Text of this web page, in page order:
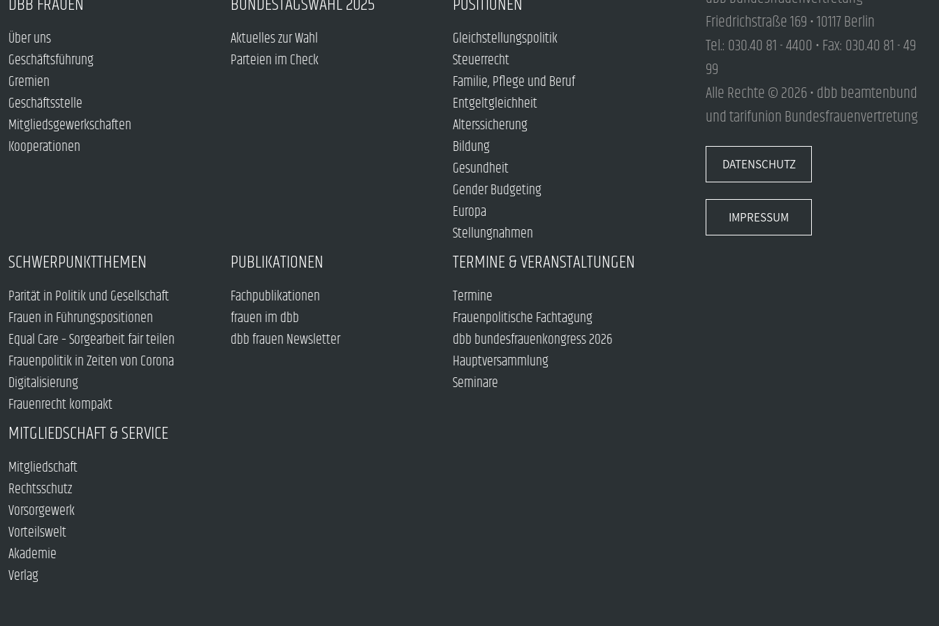
Über uns
Geschäftsführung
Gremien
Geschäftsstelle
Mitgliedsgewerkschaften
Kooperationen
Aktuelles zur Wahl
Parteien im Check
Gleichstellungspolitik
Steuerrecht
Familie, Pflege und Beruf
Entgeltgleichheit
Alterssicherung
Bildung
Gesundheit
Gender Budgeting
Europa
Stellungnahmen
SCHWERPUNKTTHEMEN
Parität in Politik und Gesellschaft
Frauen in Führungspositionen
Equal Care – Sorgearbeit fair teilen
Frauenpolitik in Zeiten von Corona
Digitalisierung
Frauenrecht kompakt
PUBLIKATIONEN
Fachpublikationen
frauen im dbb
dbb frauen Newsletter
TERMINE & VERANSTALTUNGEN
Termine
Frauenpolitische Fachtagung
dbb bundesfrauenkongress 2026
Hauptversammlung
Seminare
MITGLIEDSCHAFT & SERVICE
Mitgliedschaft
Rechtsschutz
Vorsorgewerk
Vorteilswelt
Akademie
Verlag
Friedrichstraße 169 • 10117 Berlin
Tel.: 030.40 81 - 4400 • Fax: 030.40 81 - 49
99
Alle Rechte © 2026 • dbb beamtenbund
und tarifunion Bundesfrauenvertretung
DATENSCHUTZ
IMPRESSUM